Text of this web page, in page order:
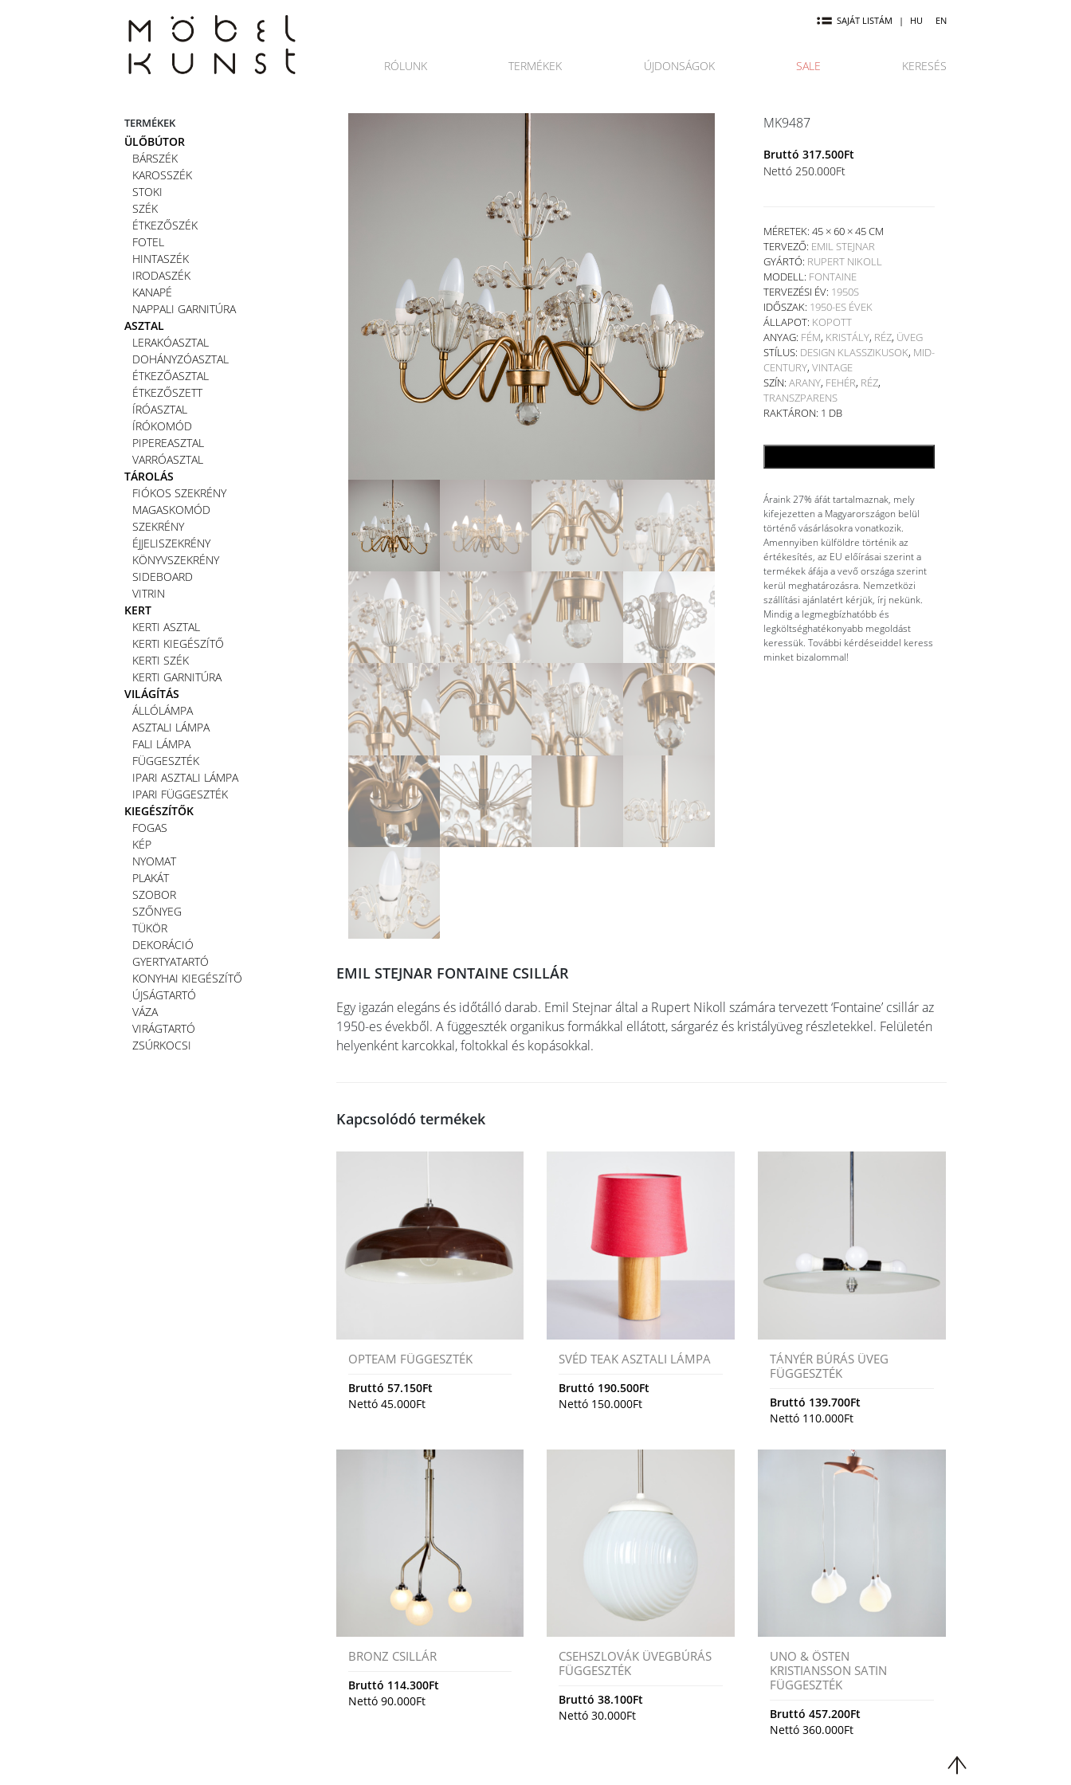
SAJÁT LISTÁM | HU EN
RÓLUNK TERMÉKEK ÚJDONSÁGOK SALE KERESÉS
TERMÉKEK
ÜLŐBÚTOR
BÁRSZÉK
KAROSSZÉK
STOKI
SZÉK
ÉTKEZŐSZÉK
FOTEL
HINTASZÉK
IRODASZÉK
KANAPÉ
NAPPALI GARNITÚRA
ASZTAL
LERAKÓASZTAL
DOHÁNYZÓASZTAL
ÉTKEZŐASZTAL
ÉTKEZŐSZETT
ÍRÓASZTAL
ÍRÓKOMÓD
PIPEREASZTAL
VARRÓASZTAL
TÁROLÁS
FIÓKOS SZEKRÉNY
MAGASKOMÓD
SZEKRÉNY
ÉJJELISZEKRÉNY
KÖNYVSZEKRÉNY
SIDEBOARD
VITRIN
KERT
KERTI ASZTAL
KERTI KIEGÉSZÍTŐ
KERTI SZÉK
KERTI GARNITÚRA
VILÁGÍTÁS
ÁLLÓLÁMPA
ASZTALI LÁMPA
FALI LÁMPA
FÜGGESZTÉK
IPARI ASZTALI LÁMPA
IPARI FÜGGESZTÉK
KIEGÉSZÍTŐK
FOGAS
KÉP
NYOMAT
PLAKÁT
SZOBOR
SZŐNYEG
TÜKÖR
DEKORÁCIÓ
GYERTYATARTÓ
KONYHAI KIEGÉSZÍTŐ
ÚJSÁGTARTÓ
VÁZA
VIRÁGTARTÓ
ZSÚRKOCSI
MK9487
Bruttó 317.500Ft
Nettó 250.000Ft
MÉRETEK: 45 × 60 × 45 CM
TERVEZŐ: EMIL STEJNAR
GYÁRTÓ: RUPERT NIKOLL
MODELL: FONTAINE
TERVEZÉSI ÉV: 1950S
IDŐSZAK: 1950-ES ÉVEK
ÁLLAPOT: KOPOTT
ANYAG: FÉM, KRISTÁLY, RÉZ, ÜVEG
STÍLUS: DESIGN KLASSZIKUSOK, MID-
CENTURY, VINTAGE
SZÍN: ARANY, FEHÉR, RÉZ,
TRANSZPARENS
RAKTÁRON: 1 DB
Áraink 27% áfát tartalmaznak, mely
kifejezetten a Magyarországon belül
történő vásárlásokra vonatkozik.
Amennyiben külföldre történik az
értékesítés, az EU előírásai szerint a
termékek áfája a vevő országa szerint
kerül meghatározásra. Nemzetközi
szállítási ajánlatért kérjük, írj nekünk.
Mindig a legmegbízhatóbb és
legköltséghatékonyabb megoldást
keressük. További kérdéseiddel keress
minket bizalommal!
EMIL STEJNAR FONTAINE CSILLÁR
Egy igazán elegáns és időtálló darab. Emil Stejnar által a Rupert Nikoll számára tervezett ‘Fontaine’ csillár az
1950-es évekből. A függeszték organikus formákkal ellátott, sárgaréz és kristályüveg részletekkel. Felületén
helyenként karcokkal, foltokkal és kopásokkal.
Kapcsolódó termékek
OPTEAM FÜGGESZTÉK
Bruttó 57.150Ft
Nettó 45.000Ft
SVÉD TEAK ASZTALI LÁMPA
Bruttó 190.500Ft
Nettó 150.000Ft
TÁNYÉR BÚRÁS ÜVEG
FÜGGESZTÉK
Bruttó 139.700Ft
Nettó 110.000Ft
BRONZ CSILLÁR
Bruttó 114.300Ft
Nettó 90.000Ft
CSEHSZLOVÁK ÜVEGBÚRÁS
FÜGGESZTÉK
Bruttó38.100Ft
Nettó30.000Ft
UNO & ÖSTEN
KRISTIANSSON SATIN
FÜGGESZTÉK
Bruttó457.200Ft
Nettó360.000Ft